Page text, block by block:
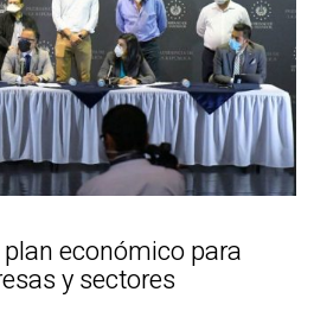
económico para
y sectores